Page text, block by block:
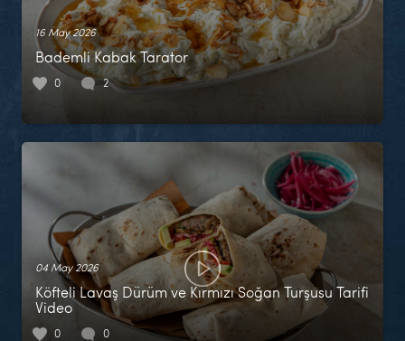
16 May 2026
Bademli Kabak Tarator
0 2
04 May 2026
Köfteli Lavaş Dürüm ve Kırmızı Soğan Turşusu Tarifi
Video
0 0